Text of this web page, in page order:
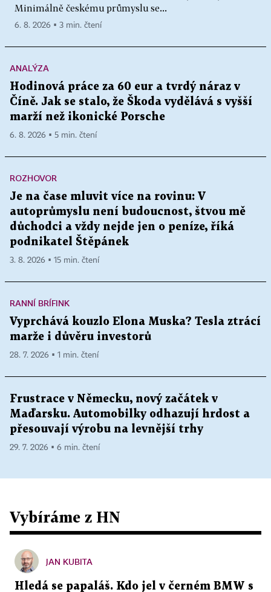
Minimálně českému průmyslu se...
6. 8. 2026 ▪ 3 min. čtení
ANALÝZA
Hodinová práce za 60 eur a tvrdý náraz v
Číně. Jak se stalo, že Škoda vydělává s vyšší
marží než ikonické Porsche
6. 8. 2026 ▪ 5 min. čtení
ROZHOVOR
Je na čase mluvit více na rovinu: V
autoprůmyslu není budoucnost, štvou mě
důchodci a vždy nejde jen o peníze, říká
podnikatel Štěpánek
3. 8. 2026 ▪ 15 min. čtení
RANNÍ BRÍFINK
Vyprchává kouzlo Elona Muska? Tesla ztrácí
marže i důvěru investorů
28. 7. 2026 ▪ 1 min. čtení
Frustrace v Německu, nový začátek v
Maďarsku. Automobilky odhazují hrdost a
přesouvají výrobu na levnější trhy
29. 7. 2026 ▪ 6 min. čtení
Vybíráme z HN
JAN KUBITA
Hledá se papaláš. Kdo jel v černém BMW s